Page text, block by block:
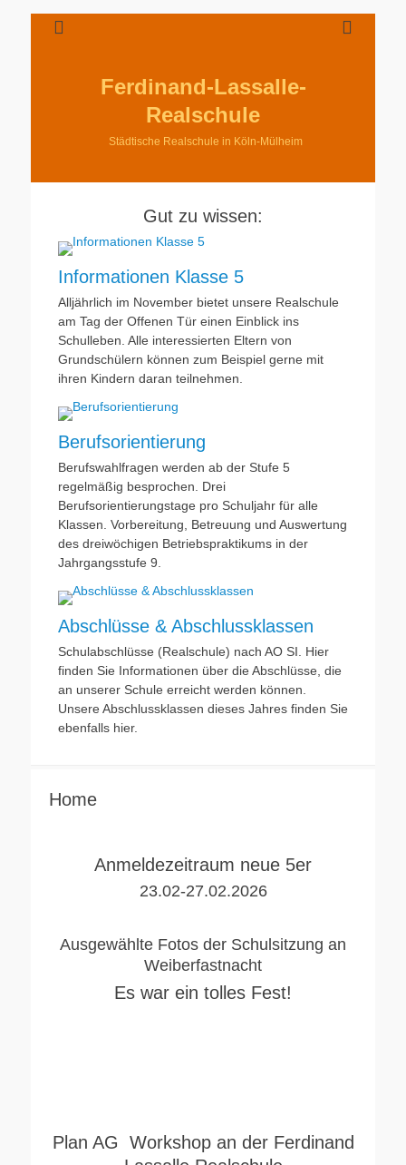
Ferdinand-Lassalle-
Realschule
Städtische Realschule in Köln-Mülheim
Gut zu wissen:
Informationen Klasse 5
Alljährlich im November bietet unsere Realschule
am Tag der Offenen Tür einen Einblick ins
Schulleben. Alle interessierten Eltern von
Grundschülern können zum Beispiel gerne mit
ihren Kindern daran teilnehmen.
Berufsorientierung
Berufswahlfragen werden ab der Stufe 5
regelmäßig besprochen. Drei
Berufsorientierungstage pro Schuljahr für alle
Klassen. Vorbereitung, Betreuung und Auswertung
des dreiwöchigen Betriebspraktikums in der
Jahrgangsstufe 9.
Abschlüsse & Abschlussklassen
Schulabschlüsse (Realschule) nach AO SI. Hier
finden Sie Informationen über die Abschlüsse, die
an unserer Schule erreicht werden können.
Unsere Abschlussklassen dieses Jahres finden Sie
ebenfalls hier.
Home
Anmeldezeitraum neue 5er
23.02-27.02.2026
Ausgewählte Fotos der Schulsitzung an
Weiberfastnacht
Es war ein tolles Fest!
Plan AG Workshop an der Ferdinand